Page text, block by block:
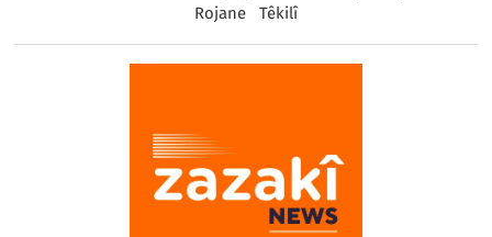
Rojane
Têkilî